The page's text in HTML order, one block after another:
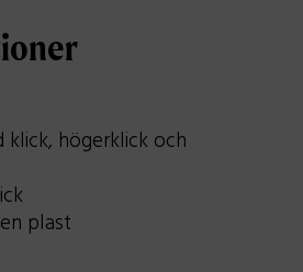
klick, högerklick och
plast